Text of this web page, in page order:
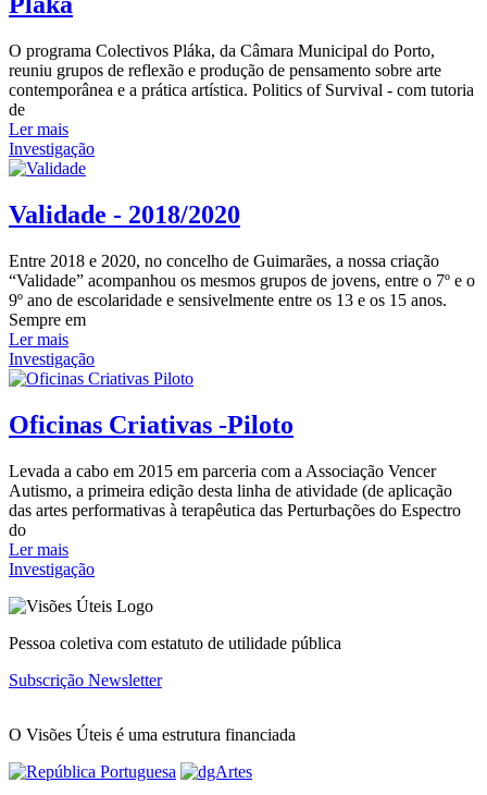
O programa Colectivos Pláka, da Câmara Municipal do Porto,
reuniu grupos de reflexão e produção de pensamento sobre arte
contemporânea e a prática artística. Politics of Survival - com tutoria
de
Ler mais
Investigação
Validade - 2018/2020
Entre 2018 e 2020, no concelho de Guimarães, a nossa criação
“Validade” acompanhou os mesmos grupos de jovens, entre o 7º e o
9º ano de escolaridade e sensivelmente entre os 13 e os 15 anos.
Sempre em
Ler mais
Investigação
Oficinas Criativas -Piloto
Levada a cabo em 2015 em parceria com a Associação Vencer
Autismo, a primeira edição desta linha de atividade (de aplicação
das artes performativas à terapêutica das Perturbações do Espectro
do
Ler mais
Investigação
Pessoa coletiva com estatuto de utilidade pública
Subscrição Newsletter
O Visões Úteis é uma estrutura financiada